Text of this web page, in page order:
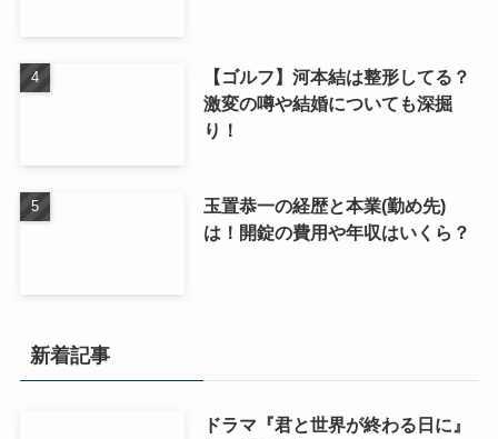
【ゴルフ】河本結は整形してる？
激変の噂や結婚についても深掘
り！
玉置恭一の経歴と本業(勤め先)
は！開錠の費用や年収はいくら？
新着記事
ドラマ『君と世界が終わる日に』